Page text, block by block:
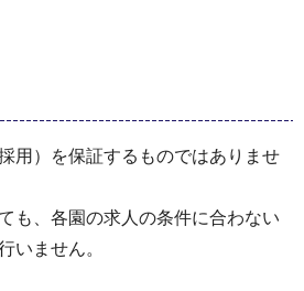
を保証するものではありませ
各園の求人の条件に合わない
いません。